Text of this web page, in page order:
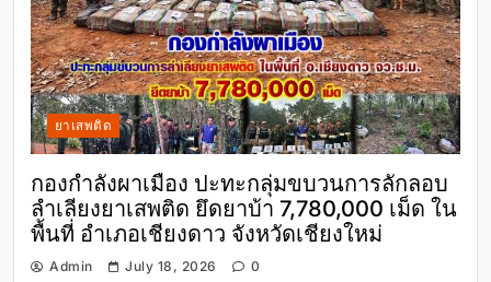
ยาเสพติด
กองกำลังผาเมือง ปะทะกลุ่มขบวนการลักลอบ
ลำเลียงยาเสพติด ยึดยาบ้า 7,780,000 เม็ด ใน
พื้นที่ อำเภอเชียงดาว จังหวัดเชียงใหม่
Admin July 18, 2026 0